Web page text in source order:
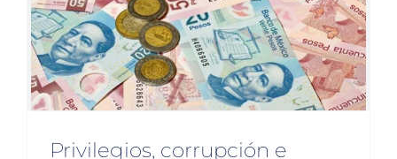
Privilegios, corrupción e